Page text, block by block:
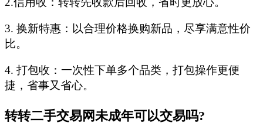
3. 换新特惠：以合理价格换购新品，尽享满意性价
比。
4. 打包收：一次性下单多个品类，打包操作更便
捷，省事又省心。
转转二手交易网未成年可以交易吗?